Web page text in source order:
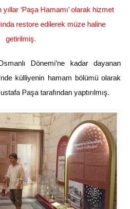
‘Paşa Hamamı’ olarak hizmet
restore edilerek müze haline
getirilmiş.
Dönemi’ne kadar dayanan
külliyenin hamam bölümü olarak
Paşa tarafından yaptırılmış.